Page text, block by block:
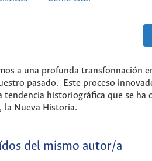
a una profunda transfonnación
pasado. Este proceso
tendencia historiográfica que se ha
la Nueva Historia.
del mismo autor/a